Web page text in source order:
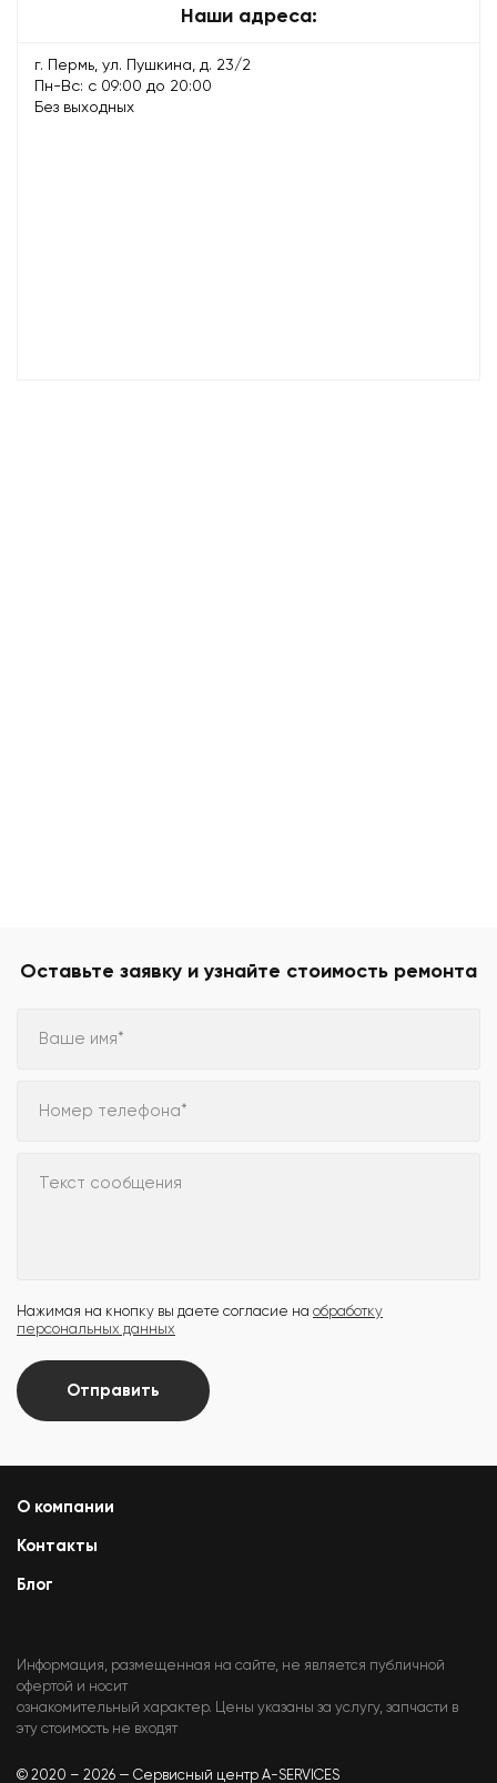
Наши адреса:
г. Пермь, ул. Пушкина, д. 23/2
Пн-Вс: с 09:00 до 20:00
Без выходных
Оставьте заявку и узнайте стоимость ремонта
Ваше имя*
Номер телефона*
Текст сообщения
Нажимая на кнопку вы даете согласие на обработку
персональных данных
Отправить
О компании
Контакты
Блог
Информация, размещенная на сайте, не является публичной
офертой и носит
ознакомительный характер. Цены указаны за услугу, запчасти в
эту стоимость не входят
© 2020 – 2026 — Сервисный центр A-SERVICES